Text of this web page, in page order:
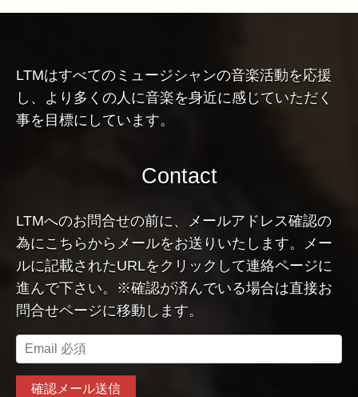
LTMはすべてのミュージシャンの音楽活動を応援
し、より多くの人に音楽を身近に感じていただく
事を目標にしています。
Contact
LTMへのお問合せの前に、メールアドレス確認の
為にこちらからメールをお送りいたします。メー
ルに記載されたURLをクリックして連絡ページに
進んで下さい。※確認が済んでいる場合は直接お
問合せページに移動します。